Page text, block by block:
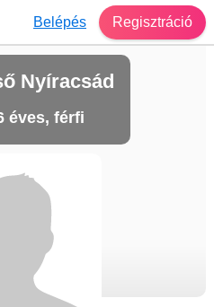
Belépés Regisztráció
Nyíracsád
éves, férfi